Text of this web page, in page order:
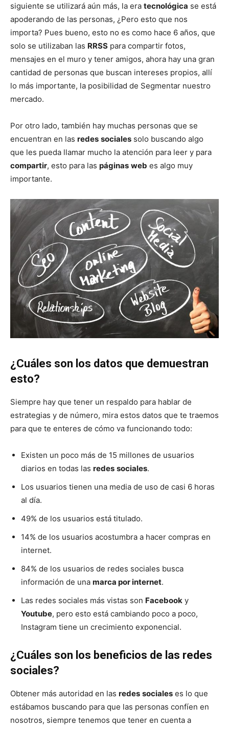
siguiente se utilizará aún más, la era tecnológica se está
apoderando de las personas, ¿Pero esto que nos
importa? Pues bueno, esto no es como hace 6 años, que
solo se utilizaban las RRSS para compartir fotos,
mensajes en el muro y tener amigos, ahora hay una gran
cantidad de personas que buscan intereses propios, allí
lo más importante, la posibilidad de Segmentar nuestro
mercado.
Por otro lado, también hay muchas personas que se
encuentran en las redes sociales solo buscando algo
que les pueda llamar mucho la atención para leer y para
compartir, esto para las páginas web es algo muy
importante.
¿Cuáles son los datos que demuestran
esto?
Siempre hay que tener un respaldo para hablar de
estrategias y de número, mira estos datos que te traemos
para que te enteres de cómo va funcionando todo:
Existen un poco más de 15 millones de usuarios
diarios en todas las redes sociales.
Los usuarios tienen una media de uso de casi 6 horas
al día.
49% de los usuarios está titulado.
14% de los usuarios acostumbra a hacer compras en
internet.
84% de los usuarios de redes sociales busca
información de una marca por internet.
Las redes sociales más vistas son Facebook y
Youtube, pero esto está cambiando poco a poco,
Instagram tiene un crecimiento exponencial.
¿Cuáles son los beneficios de las redes
sociales?
Obtener más autoridad en las redes sociales es lo que
estábamos buscando para que las personas confíen en
nosotros, siempre tenemos que tener en cuenta a